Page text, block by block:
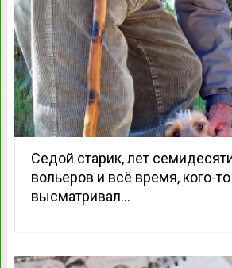
Седой старик, лет
вольеров и всё время, кого-то
высматривал…